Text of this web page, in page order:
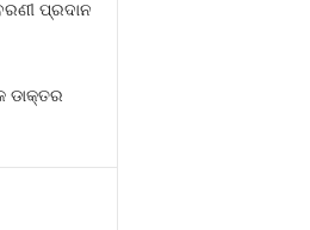
ପ୍ରଦାନ
ଡାକ୍ତର